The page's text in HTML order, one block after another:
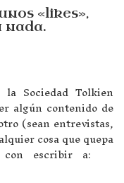
«likes»,
nada.
Sociedad Tolkien
algún contenido de
(sean entrevistas,
cosa que quepa
con escribir a: